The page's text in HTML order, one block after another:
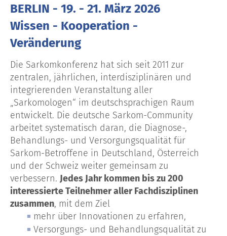
BERLIN - 19. - 21. März 2026
Wissen - Kooperation -
Veränderung
Die Sarkomkonferenz hat sich seit 2011 zur
zentralen, jährlichen, interdisziplinären und
integrierenden Veranstaltung aller
„Sarkomologen“ im deutschsprachigen Raum
entwickelt. Die deutsche Sarkom-Community
arbeitet systematisch daran, die Diagnose-,
Behandlungs- und Versorgungsqualität für
Sarkom-Betroffene in Deutschland, Österreich
und der Schweiz weiter gemeinsam zu
verbessern. Jedes Jahr kommen bis zu 200
interessierte Teilnehmer aller Fachdisziplinen
zusammen, mit dem Ziel
mehr über Innovationen zu erfahren,
Versorgungs- und Behandlungsqualität zu